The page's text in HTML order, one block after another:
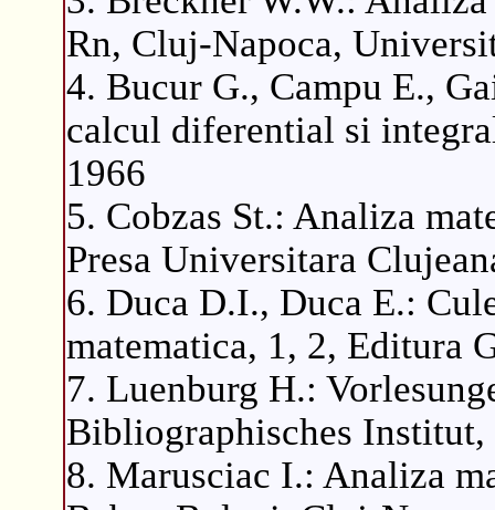
Rn, Cluj-Napoca,
4. Bucur G., Campu E.,
calcul diferential si
1966
5. Cobzas St.: Analiza
Presa Universitara
6. Duca D.I., Duca E.:
matematica, 1, 2, Editura
7. Luenburg H.:
Bibliographisches Institut,
8. Marusciac I.: Analiza